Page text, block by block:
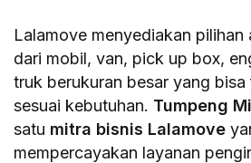
Lalamove menyediakan pilihan
dari mobil, van, pick up box,
truk berukuran besar yang
sesuai kebutuhan. Tumpeng
satu mitra bisnis Lalamove
mempercayakan layanan